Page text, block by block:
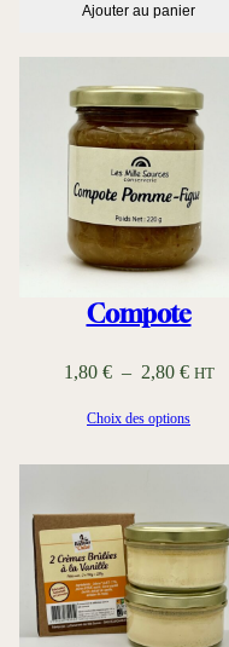
Ajouter au panier
Compote
1,80 € – 2,80 €P
g
d
p
HT
Choix des options